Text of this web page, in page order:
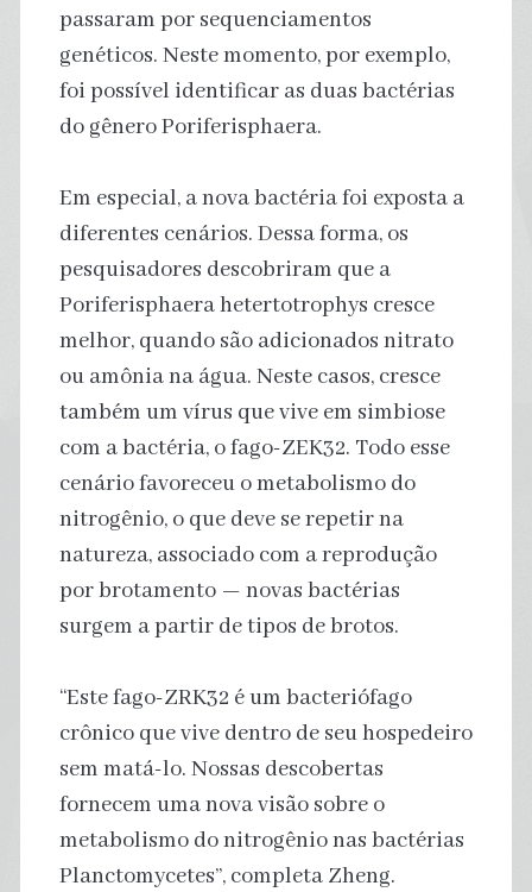
passaram por sequenciamentos
genéticos. Neste momento, por exemplo,
foi possível identificar as duas bactérias
do gênero Poriferisphaera.
Em especial, a nova bactéria foi exposta a
diferentes cenários. Dessa forma, os
pesquisadores descobriram que a
Poriferisphaera hetertotrophys cresce
melhor, quando são adicionados nitrato
ou amônia na água. Neste casos, cresce
também um vírus que vive em simbiose
com a bactéria, o fago-ZEK32. Todo esse
cenário favoreceu o metabolismo do
nitrogênio, o que deve se repetir na
natureza, associado com a reprodução
por brotamento — novas bactérias
surgem a partir de tipos de brotos.
“Este fago-ZRK32 é um bacteriófago
crônico que vive dentro de seu hospedeiro
sem matá-lo. Nossas descobertas
fornecem uma nova visão sobre o
metabolismo do nitrogênio nas bactérias
Planctomycetes”, completa Zheng.